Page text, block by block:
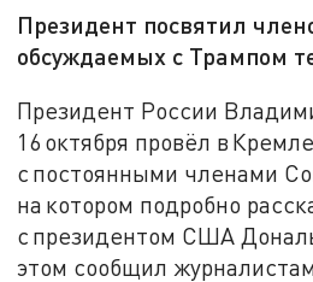
Президент посвятил
обсуждаемых с Трампом
Президент России
16 октября провёл в
с постоянными членами
на котором подробно
с президентом США
этом сообщил